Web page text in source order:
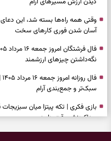
دیدن ارزش مسیرهای آرام
وقتی همه راه‌ها بسته شد، این دعای
آسان شدن فوری کارهای سخت
نگه‌داشتن چیزهای ارزشمند
سبک‌تر و جمع‌بندی آرام
پیداکردنش وقت دارید